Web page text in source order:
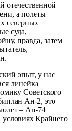
отечественной
а полеты
северных
суда,
правда, затем
опыт, у нас
линейка
Советского
Ан-2, это
– Ан-74
условиях Крайнего